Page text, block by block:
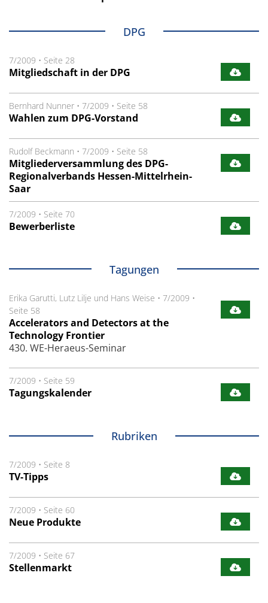
DPG
7/2009 • Seite 28
Mitgliedschaft in der DPG
Bernhard Nunner • 7/2009 • Seite 58
Wahlen zum DPG-Vorstand
Rudolf Beckmann • 7/2009 • Seite 58
Mitgliederversammlung des DPG-
Regionalverbands Hessen-Mittelrhein-
Saar
7/2009 • Seite 70
Bewerberliste
Tagungen
Erika Garutti, Lutz Lilje und Hans Weise • 7/2009 •
Seite 58
Accelerators and Detectors at the
Technology Frontier
430. WE-Heraeus-Seminar
7/2009 • Seite 59
Tagungskalender
Rubriken
7/2009 • Seite 8
TV-Tipps
7/2009 • Seite 60
Neue Produkte
7/2009 • Seite 67
Stellenmarkt